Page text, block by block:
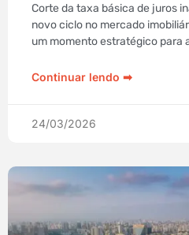
Corte da taxa básica de juros
novo ciclo no mercado
um momento estratégico para
Continuar lendo ➡︎
24/03/2026